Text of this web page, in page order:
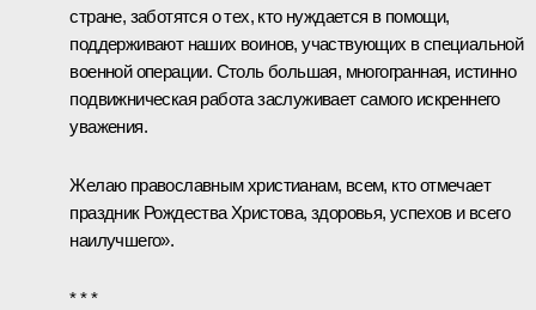
стране, заботятся о тех, кто нуждается в помощи,
поддерживают наших воинов, участвующих в специальной
военной операции. Столь большая, многогранная, истинно
подвижническая работа заслуживает самого искреннего
уважения.
Желаю православным христианам, всем, кто отмечает
праздник Рождества Христова, здоровья, успехов и всего
наилучшего».
* * *